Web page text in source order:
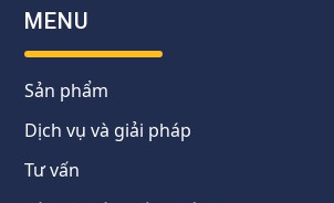
MENU
Sản phẩm
Dịch vụ và giải pháp
Tư vấn